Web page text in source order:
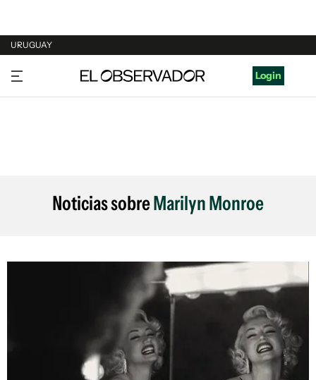
URUGUAY
URUGUAY
ARGENTINA
Login
Noticias sobreMarilyn Monroe